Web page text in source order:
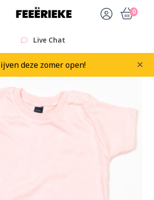
0
Live Chat
deze zomer open! ×